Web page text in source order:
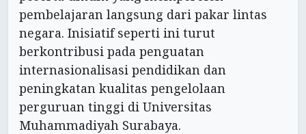
pembelajaran langsung dari pakar lintas
negara. Inisiatif seperti ini turut
berkontribusi pada penguatan
internasionalisasi pendidikan dan
peningkatan kualitas pengelolaan
perguruan tinggi di Universitas
Muhammadiyah Surabaya.